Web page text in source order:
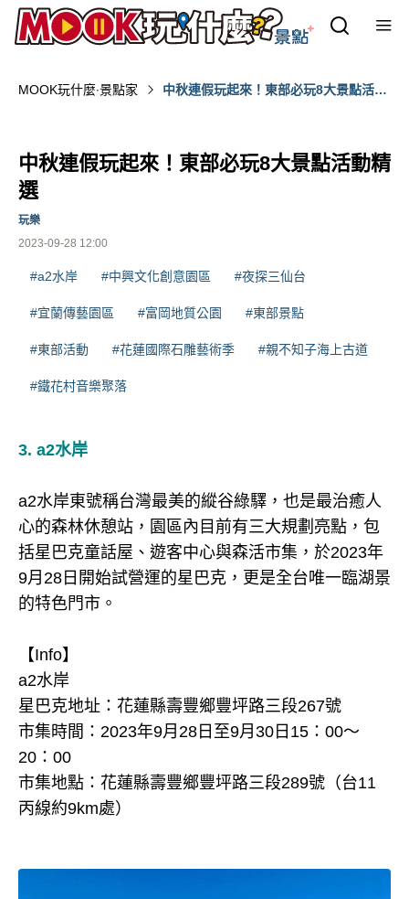
MOOK玩什麼‧景點家
中秋連假玩起來！東部必玩8大景點活動
中秋連假玩起來！東部必玩8大景點活動精
選
2023-09-28 12:00
玩樂
#a2水岸 #中興文化創意園區 #夜探三仙台
#宜蘭傳藝園區 #富岡地質公園 #東部景點
#東部活動 #花蓮國際石雕藝術季 #親不知子海上古道
#鐵花村音樂聚落
3. a2水岸
a2水岸東號稱台灣最美的縱谷綠驛，也是最治癒人
心的森林休憩站，園區內目前有三大規劃亮點，包
括星巴克童話屋、遊客中心與森活市集，於2023年
9月28日開始試營運的星巴克，更是全台唯一臨湖景
的特色門市。
【Info】
a2水岸
星巴克地址：花蓮縣壽豐鄉豐坪路三段267號
市集時間：2023年9月28日至9月30日15：00～
20：00
市集地點：花蓮縣壽豐鄉豐坪路三段289號（台11
丙線約9km處）